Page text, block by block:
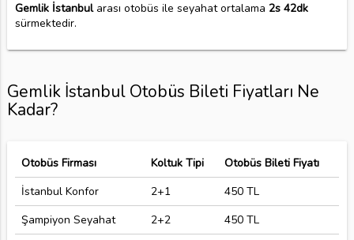
Gemlik İstanbularası otobüs ile seyahat ortalama 2s 42dk
sürmektedir.
Gemlik İstanbul Otobüs Bileti Fiyatları Ne
Kadar?
Otobüs Firması Koltuk Tipi
Otobüs Bileti Fiyatı
İstanbul Konfor
2+1
450 TL
Şampiyon Seyahat
2+2
450 TL